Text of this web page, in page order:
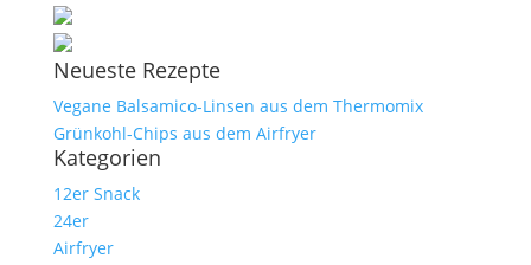
Neueste Rezepte
Vegane Balsamico-Linsen aus dem Thermomix
Grünkohl-Chips aus dem Airfryer
Kategorien
12er Snack
24er
Airfryer